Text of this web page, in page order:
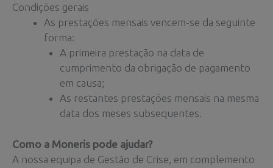
Condições gerais
As prestações mensais vencem-se da seguinte
forma:
A primeira prestação na data de
cumprimento da obrigação de pagamento
em causa;
As restantes prestações mensais na mesma
data dos meses subsequentes.
Como a Moneris pode ajudar?
A nossa equipa de Gestão de Crise, em complemento